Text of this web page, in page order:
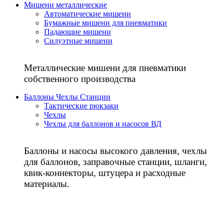
Мишени металлические
Автоматические мишени
Бумажные мишени для пневматики
Падающие мишени
Силуэтные мишени
Металлические мишени для пневматики
собственного производства
Баллоны Чехлы Станции
Тактические рюкзаки
Чехлы
Чехлы для баллонов и насосов ВД
Баллоны и насосы высокого давления, чехлы
для баллонов, заправочные станции, шланги,
квик-коннекторы, штуцера и расходные
материалы.